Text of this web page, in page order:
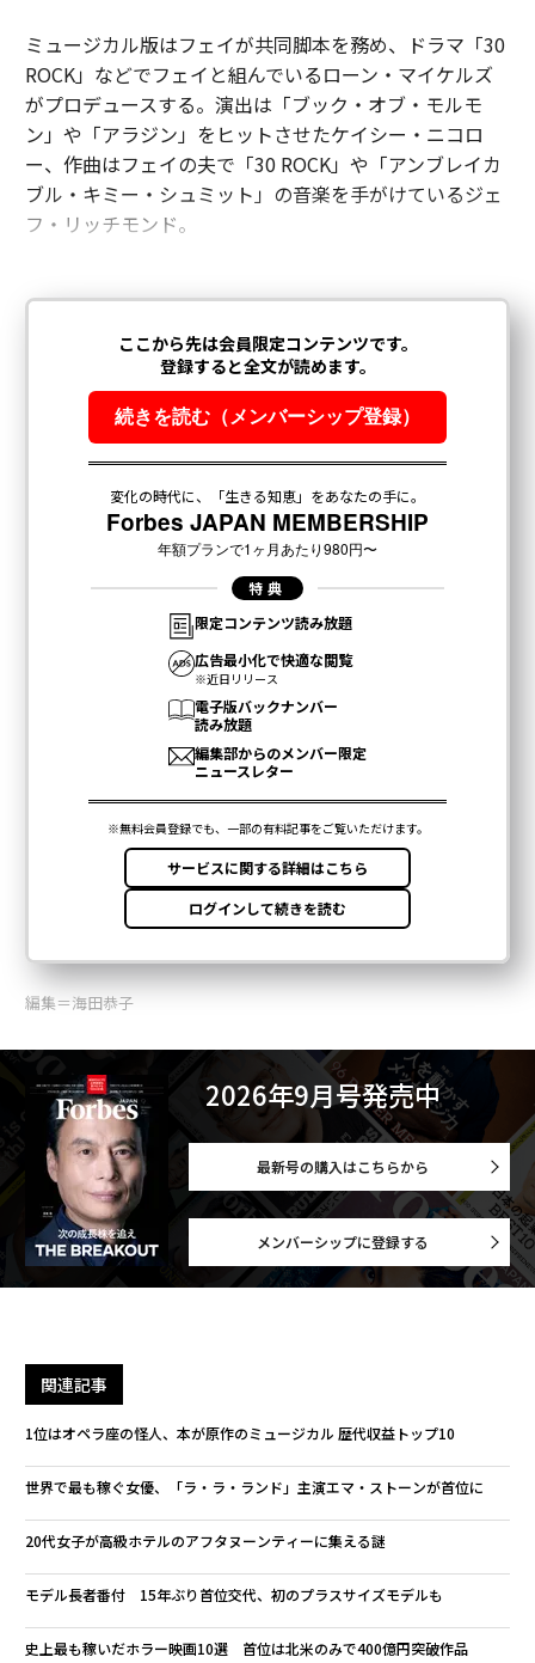
ミュージカル版はフェイが共同脚本を務め、ドラマ「30
ROCK」などでフェイと組んでいるローン・マイケルズ
がプロデュースする。演出は「ブック・オブ・モルモ
ン」や「アラジン」をヒットさせたケイシー・ニコロ
ー、作曲はフェイの夫で「30 ROCK」や「アンブレイカ
ブル・キミー・シュミット」の音楽を手がけているジェ
フ・リッチモンド。
編集＝海田恭子
2026年9月号発売中
最新号の購入はこちらから
メンバーシップに登録する
関連記事
1位はオペラ座の怪人、本が原作のミュージカル 歴代収益トップ10
世界で最も稼ぐ女優、「ラ・ラ・ランド」主演エマ・ストーンが首位に
20代女子が高級ホテルのアフタヌーンティーに集える謎
モデル長者番付 15年ぶり首位交代、初のプラスサイズモデルも
史上最も稼いだホラー映画10選 首位は北米のみで400億円突破作品